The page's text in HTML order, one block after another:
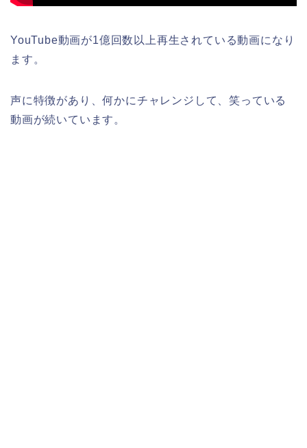
YouTube動画が1億回数以上再生されている動画になり
ます。
声に特徴があり、何かにチャレンジして、笑っている
動画が続いています。